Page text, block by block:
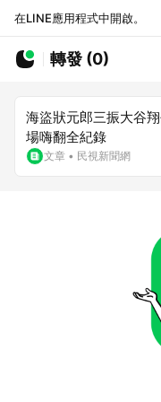
在LINE應用程式中開啟。
轉發 (0)
海盜狀元郎三振大谷
場嗨翻全紀錄
文章 • 民視新聞網